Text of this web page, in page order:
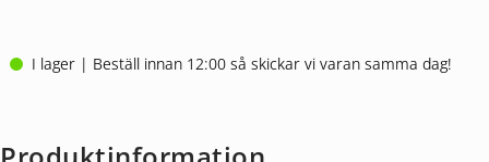
I lager | Beställ innan 12:00 så skickar vi varan samma dag!